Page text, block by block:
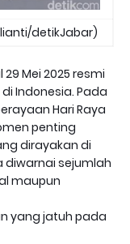
detikJabar)
Mei 2025 resmi
Indonesia. Pada
Hari Raya
penting
dirayakan di
diwarnai sejumlah
maupun
yang jatuh pada